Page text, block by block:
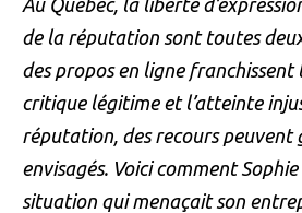
Au Québec, la liberté
de la réputation sont toutes
des propos en ligne
critique légitime et l’atteinte
réputation, des recours peuvent
envisagés. Voici comment
situation qui menaçait son